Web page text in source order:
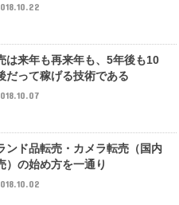
は来年も再来年も、5年後も10
だって稼げる技術である
ンド品転売・カメラ転売（国内
）の始め方を一通り